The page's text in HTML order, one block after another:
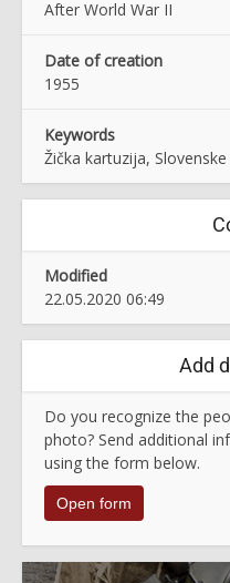
After World War II
Date of creation
1955
Keywords
Žička kartuzija,
Modified
22.05.2020 06:49
Add
Do you recognize the
photo? Send additional
using the form below.
Open form